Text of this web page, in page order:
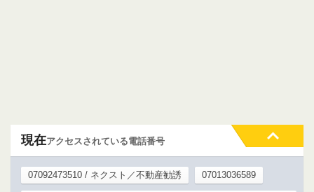
現在アクセスされている電話番号
07092473510 / ネクスト／不動産勧誘 07013036589